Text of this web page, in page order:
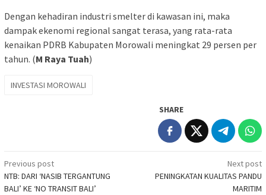
Dengan kehadiran industri smelter di kawasan ini, maka
dampak ekenomi regional sangat terasa, yang rata-rata
kenaikan PDRB Kabupaten Morowali meningkat 29 persen per
tahun. (M Raya Tuah)
INVESTASI MOROWALI
SHARE
Post
navigation
Previous post
NTB: DARI ‘NASIB TERGANTUNG
BALI’ KE ‘NO TRANSIT BALI’
Next post
PENINGKATAN KUALITAS PANDU
MARITIM